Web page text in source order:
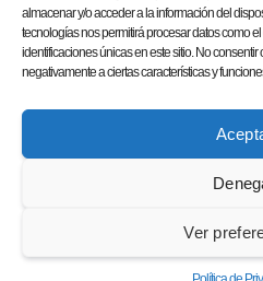
almacenar y/o acceder a la información del
tecnologías nos permitirá procesar datos como
identificaciones únicas en este sitio. No
negativamente a ciertas características y
Ver